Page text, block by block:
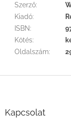
Szerző:
Kiadó:
ISBN:
Kötés:
Oldalszám:
Kapcsolat